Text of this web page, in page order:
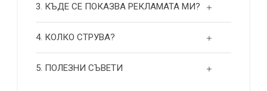
3. КЪДЕ СЕ ПОКАЗВА РЕКЛАМАТА МИ?
4. КОЛКО СТРУВА?
5. ПОЛЕЗНИ СЪВЕТИ